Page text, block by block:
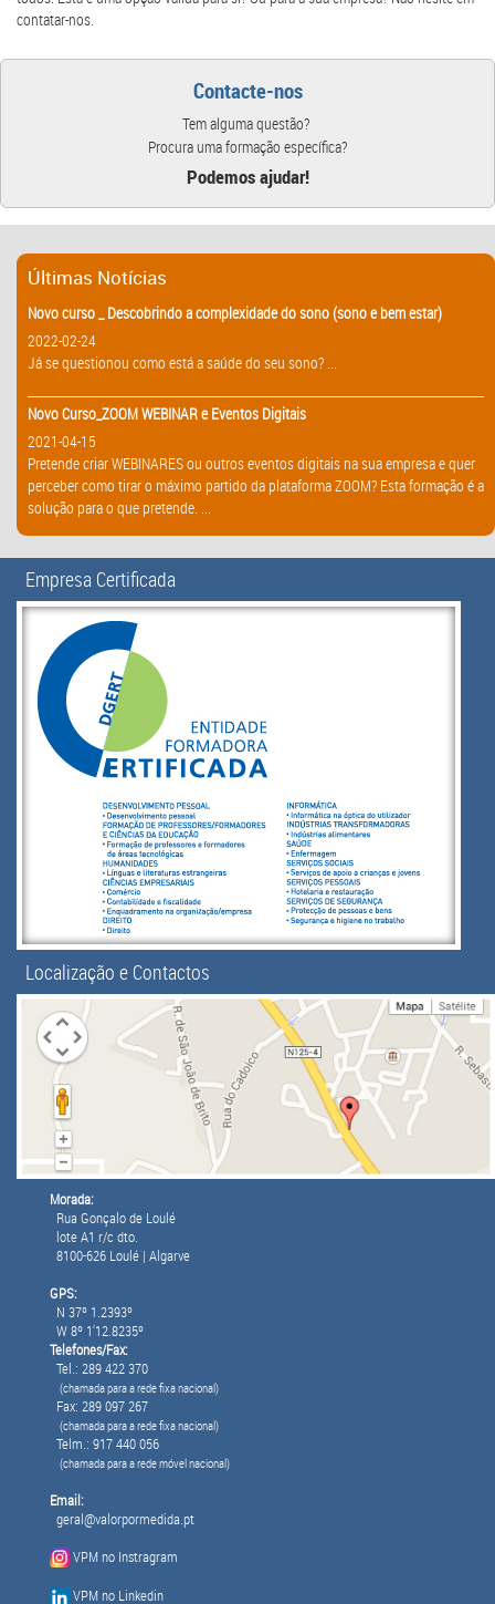
contatar-nos.
Contacte-nos
Tem alguma questão?
Procura uma formação específica?
Podemos ajudar!
Últimas Notícias
Novo curso _ Descobrindo a complexidade do sono (sono e bem estar)
2022-02-24
Já se questionou como está a saúde do seu sono? ...
Novo Curso_ZOOM WEBINAR e Eventos Digitais
2021-04-15
Pretende criar WEBINARES ou outros eventos digitais na sua empresa e quer
perceber como tirar o máximo partido da plataforma ZOOM? Esta formação é a
solução para o que pretende. ...
Empresa Certificada
Localização e Contactos
Morada:
Rua Gonçalo de Loulé
lote A1 r/c dto.
8100-626 Loulé | Algarve
GPS:
N 37º 1.2393º
W 8º 1'12.8235º
Telefones/Fax:
Tel.: 289 422 370
(chamada para a rede fixa nacional)
Fax: 289 097 267
(chamada para a rede fixa nacional)
Telm.: 917 440 056
(chamada para a rede móvel nacional)
Email:
geral@valorpormedida.pt
VPM no Instragram
VPM no Linkedin